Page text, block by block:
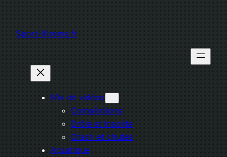
contenu
Sport-Xtreme.fr
Mix de vidéos
Compilations
Drôle et Insolite
Crash et chutes
Aquatique